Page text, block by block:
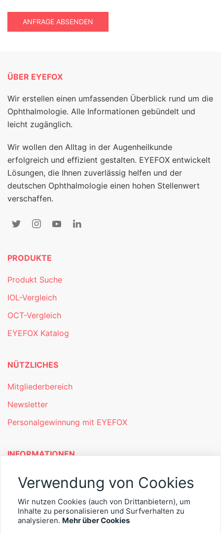
ANFRAGE ABSENDEN
ÜBER EYEFOX
Wir erstellen einen umfassenden Überblick rund um die
Ophthalmologie. Alle Informationen gebündelt und
leicht zugänglich.
Wir wollen den Alltag in der Augenheilkunde
erfolgreich und effizient gestalten. EYEFOX entwickelt
Lösungen, die Ihnen zuverlässig helfen und der
deutschen Ophthalmologie einen hohen Stellenwert
verschaffen.
PRODUKTE
Produkt Suche
IOL-Vergleich
OCT-Vergleich
EYEFOX Katalog
NÜTZLICHES
Mitgliederbereich
Newsletter
Personalgewinnung mit EYEFOX
INFORMATIONEN
Was ist EYEFOX – Ihre Möglichkeiten
Kontakt
Verwendung von Cookies
Wir nutzen Cookies (auch von Drittanbietern), um
Inhalte zu personalisieren und Surfverhalten zu
analysieren. Mehr über Cookies